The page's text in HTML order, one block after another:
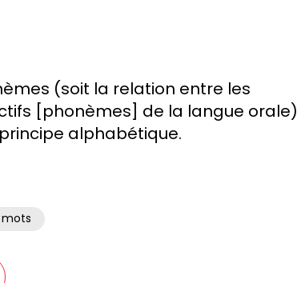
(soit la relation entre les
[phonèmes] de la langue orale)
alphabétique.